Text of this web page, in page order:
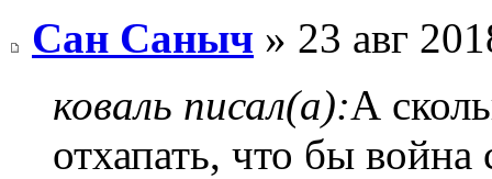
Сан Саныч » 23 авг
коваль писал(а):А
отхапать, что бы война